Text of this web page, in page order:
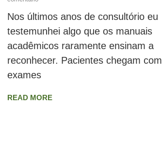
Nos últimos anos de consultório eu
testemunhei algo que os manuais
acadêmicos raramente ensinam a
reconhecer. Pacientes chegam com
exames
READ MORE